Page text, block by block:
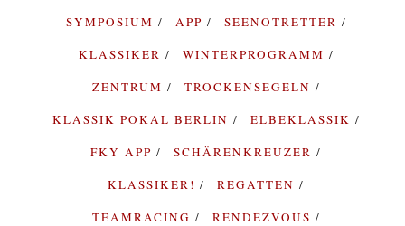
SYMPOSIUM APP
SEENOTRETTER
KLASSIKER
WINTERPROGRAMM
ZENTRUM
TROCKENSEGELN
KLASSIK POKAL BERLIN
ELBEKLASSIK
FKY APP
SCHÄRENKREUZER
KLASSIKER!
REGATTEN
TEAMRACING
RENDEZVOUS